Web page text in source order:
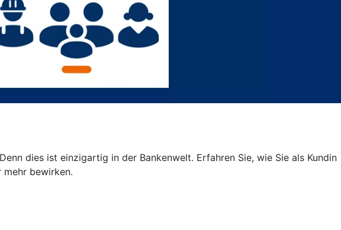
dies ist einzigartig in der Bankenwelt. Erfahren Sie, wie Sie als Kundin
bewirken.